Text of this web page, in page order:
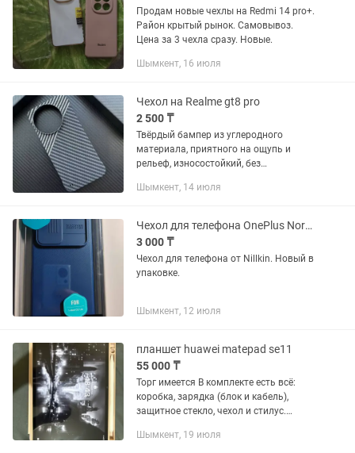
Продам новые чехлы на Redmi 14 pro+.
Район крытый рынок. Самовывоз.
Цена за 3 чехла сразу. Новые.
Шымкент, 16 июля
Чехол на Realme gt8 pro
2 500 ₸
Твёрдый бампер из углеродного
материала, приятного на ощупь и
рельеф, износостойкий, без
эксплуатации, всегда свежий и
Шымкент, 14 июля
Чехол для телефона OnePlus Nord CE 3 lite
3 000 ₸
Чехол для телефона от Nillkin. Новый в
упаковке.
Шымкент, 12 июля
планшет huawei matepad se11
55 000 ₸
Торг имеется В комплекте есть всё:
коробка, зарядка (блок и кабель),
защитное стекло, чехол и стилус.
совсем мало в основном смотрели
Шымкент, 19 июля